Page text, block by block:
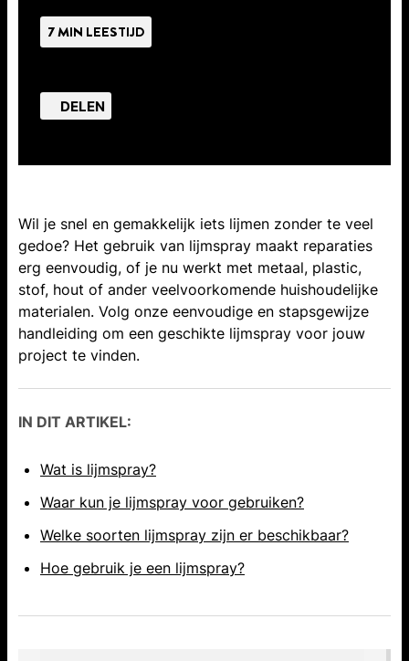
7 MIN LEESTIJD
DELEN
Wil je snel en gemakkelijk iets lijmen zonder te veel
gedoe? Het gebruik van lijmspray maakt reparaties
erg eenvoudig, of je nu werkt met metaal, plastic,
stof, hout of ander veelvoorkomende huishoudelijke
materialen. Volg onze eenvoudige en stapsgewijze
handleiding om een geschikte lijmspray voor jouw
project te vinden.
IN DIT ARTIKEL:
Wat is lijmspray?
Waar kun je lijmspray voor gebruiken?
Welke soorten lijmspray zijn er beschikbaar?
Hoe gebruik je een lijmspray?